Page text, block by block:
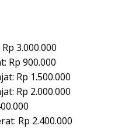
3.000.000
Rp 900.000
Rp 1.500.000
Rp 2.000.000
Rp 2.400.000